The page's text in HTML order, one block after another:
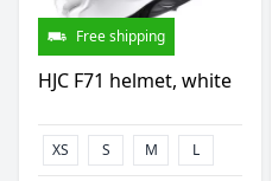
Free shipping
HJC F71 helmet, white
XS S M L